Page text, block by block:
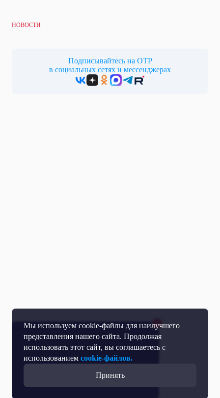
Мы используем cookie-файлы для наилучшего
представления нашего сайта. Продолжая
использовать этот сайт, вы соглашаетесь с
использованием cookie-файлов.
Принять
НОВОСТИ
Подписывайтесь на ОТР
в социальных сетях и мессенджерах